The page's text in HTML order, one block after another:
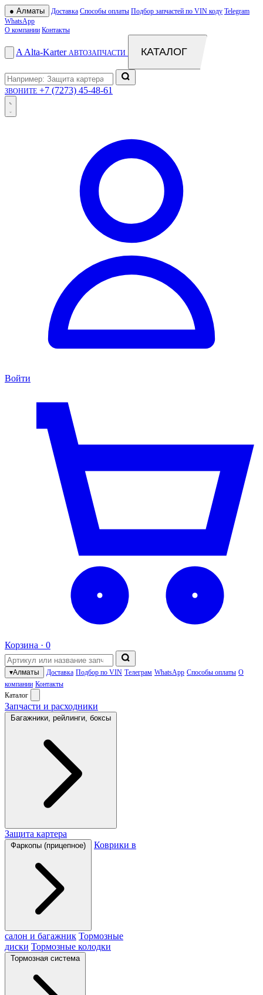
● Алматы Доставка Способы оплаты Подбор запчастей по VIN коду Telegram
WhatsApp
О компании Контакты
A Alta-Karter АВТОЗАПЧАСТИ КАТАЛОГ
ЗВОНИТЕ +7 (7273) 45-48-61
Войти
Корзина · 0
▾Алматы Доставка Подбор по VIN Телеграм WhatsApp Способы оплаты О
компании Контакты
Каталог
Запчасти и расходники
Багажники, рейлинги, боксы
Защита картера
Фаркопы (прицепное) Коврики в
салон и багажник Тормозные
диски Тормозные колодки
Тормозная система